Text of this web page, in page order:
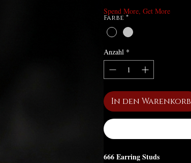
Spend More, Get More
Farbe *
Anzahl *
In den Warenkorb
666 Earring Studs